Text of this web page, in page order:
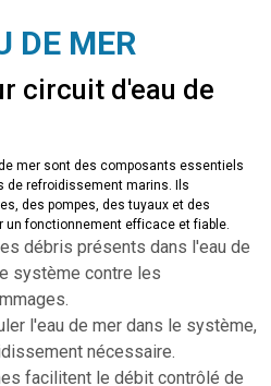
DE MER
circuit d'eau de
mer sont des composants essentiels
refroidissement marins. Ils
des pompes, des tuyaux et des
un fonctionnement efficace et fiable.
débris présents dans l'eau de
système contre les
l'eau de mer dans le système,
nécessaire.
facilitent le débit contrôlé de